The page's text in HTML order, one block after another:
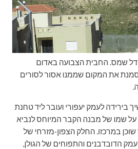
שמס. החבית הצבועה באדום
את המקום שממנו אסור לסורים
בירידה לעמק יעפורי ועובר ליד טחנת
שמו של מבנה הקבר המיוחס לנביא
שוכן במרכזו. החלק הצפון-מזרחי של
עמק הדובדבנים והתפוחים של הגולן,